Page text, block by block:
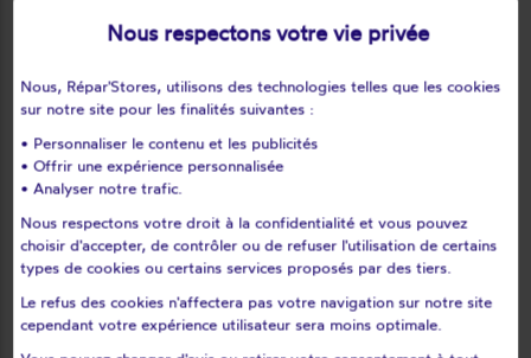
Le tertre-saint-denis
Le tremblay-sur-mauldre
Les bréviaires
Les clayes-sous-bois
Les essarts-le-roi
Les loges-en-josas
Les mesnuls
Les mureaux
Lévis-saint-nom
Limetz-villez
Lommoye
Longnes
Longvilliers
L'étang-la-ville
Magnanville
Magny-les-hameaux
Nous respectons votre vie privée
Nous, Répar'Stores, utilisons des technologies telles que les cookies
sur notre site pour les finalités suivantes :
• Personnaliser le contenu et les publicités
• Offrir une expérience personnalisée
• Analyser notre trafic.
Nous respectons votre droit à la confidentialité et vous pouvez
choisir d'accepter, de contrôler ou de refuser l'utilisation de certains
types de cookies ou certains services proposés par des tiers.
Le refus des cookies n'affectera pas votre navigation sur notre site
cependant votre expérience utilisateur sera moins optimale.